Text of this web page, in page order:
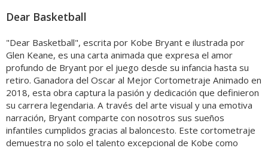
Dear Basketball
"Dear Basketball", escrita por Kobe Bryant e ilustrada por
Glen Keane, es una carta animada que expresa el amor
profundo de Bryant por el juego desde su infancia hasta su
retiro. Ganadora del Oscar al Mejor Cortometraje Animado en
2018, esta obra captura la pasión y dedicación que definieron
su carrera legendaria. A través del arte visual y una emotiva
narración, Bryant comparte con nosotros sus sueños
infantiles cumplidos gracias al baloncesto. Este cortometraje
demuestra no solo el talento excepcional de Kobe como